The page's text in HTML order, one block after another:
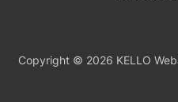
Copyright © 2026 KELLO